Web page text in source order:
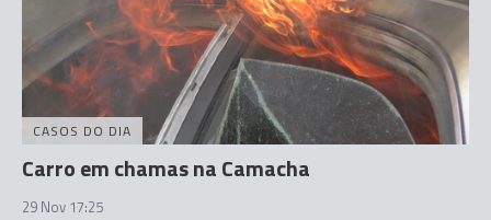
CASOS DO DIA
Carro em chamas na Camacha
29 Nov 17:25